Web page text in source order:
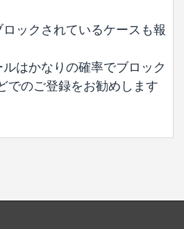
ックされているケースも報
はかなりの確率でブロック
でのご登録をお勧めします